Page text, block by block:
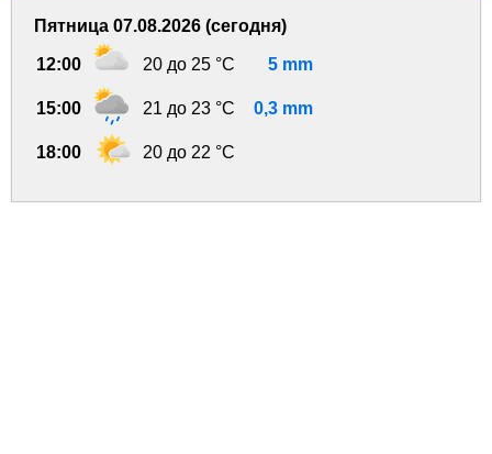
Пятница 07.08.2026 (сегодня)
12:00 20 до 25 °C 5 mm
15:00 21 до 23 °C 0,3 mm
18:00 20 до 22 °C